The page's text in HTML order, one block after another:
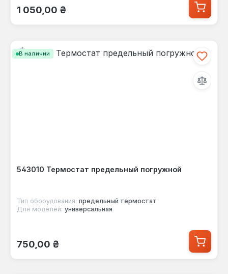
Обычная цена:
1 050,00 ₴
В наличии
543010 Термостат предельный погружной
Тип оборудования: предельный термостат
Для моделей: универсальная
Обычная цена:
750,00 ₴